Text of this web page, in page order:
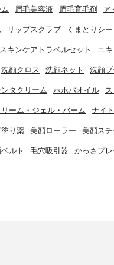
眉毛美容液 眉毛育毛剤 ア
リップスクラブ くまとりシ
スキンケアトラベルセット ニ
洗顔クロス 洗顔ネット 洗顔
タクリーム ホホバオイル
ーム・ジェル・バーム ナイ
塗り薬 美顔ローラー 美顔ス
ルト 毛穴吸引器 かっさプレ